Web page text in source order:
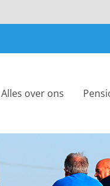
Alles over ons